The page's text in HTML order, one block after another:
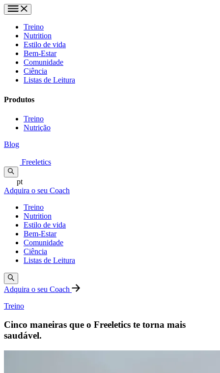
Treino
Nutrition
Estilo de vida
Bem-Estar
Comunidade
Ciência
Listas de Leitura
Produtos
Treino
Nutrição
Blog
Freeletics
pt
Adquira o seu Coach
Treino
Nutrition
Estilo de vida
Bem-Estar
Comunidade
Ciência
Listas de Leitura
Adquira o seu Coach
Treino
Cinco maneiras que o Freeletics te torna mais
saudável.